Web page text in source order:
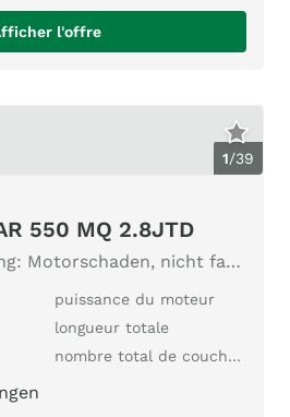
l'offre
1/39
550 MQ 2.8JTD
ACB Nr.502 Achtung: Motorschaden, nicht fahrbar, 5.6m Länge
puissance du moteur
longueur totale
nombre total de couchages